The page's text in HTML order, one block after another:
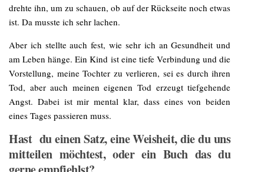
drehte ihn, um zu schauen, ob auf der Rückseite noch etwas
ist. Da musste ich sehr lachen.
Aber ich stellte auch fest, wie sehr ich an Gesundheit und
am Leben hänge. Ein Kind ist eine tiefe Verbindung und die
Vorstellung, meine Tochter zu verlieren, sei es durch ihren
Tod, aber auch meinen eigenen Tod erzeugt tiefgehende
Angst. Dabei ist mir mental klar, dass eines von beiden
eines Tages passieren muss.
Hast du einen Satz, eine Weisheit, die du uns
mitteilen möchtest, oder ein Buch das du